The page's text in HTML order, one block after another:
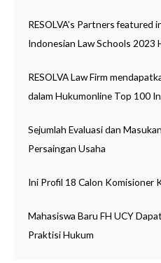
t
u
:
RESOLVA’s Partners featured
Indonesian Law Schools 2023
RESOLVA Law Firm
dalam Hukumonline Top 100
Sejumlah Evaluasi dan
Persaingan Usaha
Ini Profil 18 Calon Komisioner
Mahasiswa Baru FH UCY
Praktisi Hukum